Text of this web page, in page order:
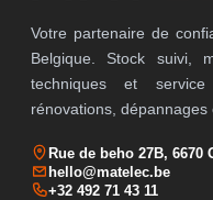
Votre partenaire de
Belgique. Stock suivi,
techniques et
rénovations, dépannages
Rue de beho 27B, 6670
hello@matelec.be
+32 492 71 43 11